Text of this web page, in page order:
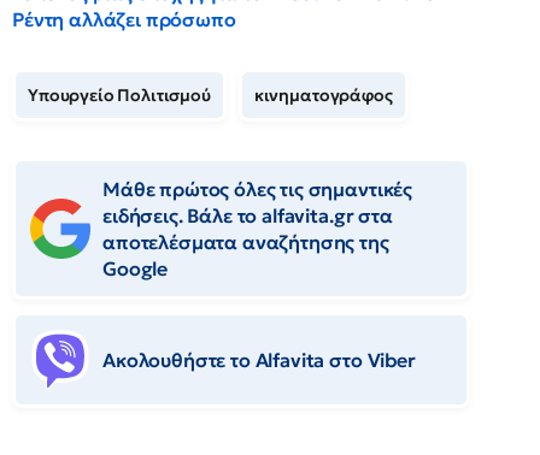
Ρέντη αλλάζει πρόσωπο
Υπουργείο Πολιτισμού κινηματογράφος
Μάθε πρώτος όλες τις σημαντικές
ειδήσεις. Βάλε το alfavita.gr στα
αποτελέσματα αναζήτησης της
Google
Ακολουθήστε το Αlfavita στο Viber